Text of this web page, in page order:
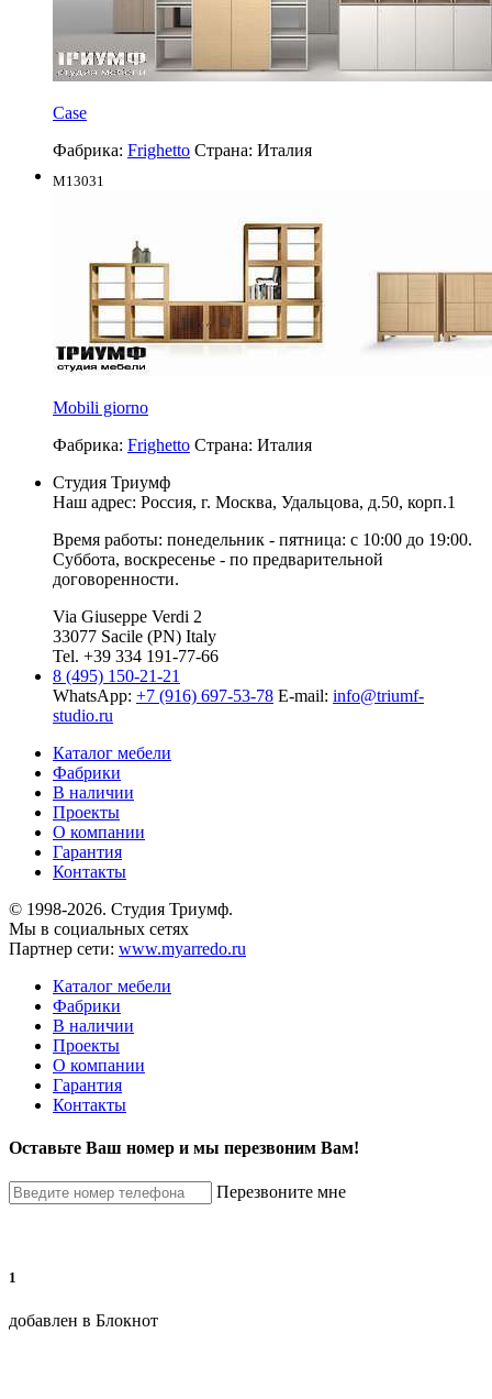
Case
Фабрика: Frighetto Страна: Италия
M13031
Mobili giorno
Фабрика: Frighetto Страна: Италия
Студия Триумф
Наш адрес: Россия, г. Москва, Удальцова, д.50, корп.1
Время работы: понедельник - пятница: с 10:00 до 19:00.
Суббота, воскресенье - по предварительной
договоренности.
Via Giuseppe Verdi 2
33077 Sacile (PN) Italy
Tel. +39 334 191-77-66
8 (495) 150-21-21
WhatsApp: +7 (916) 697-53-78 E-mail: info@triumf-
studio.ru
Каталог мебели
Фабрики
В наличии
Проекты
О компании
Гарантия
Контакты
© 1998-2026. Студия Триумф.
Мы в социальных сетях
Партнер сети: www.myarredo.ru
Каталог мебели
Фабрики
В наличии
Проекты
О компании
Гарантия
Контакты
Оставьте Ваш номер и мы перезвоним Вам!
Перезвоните мне
1
добавлен в Блокнот